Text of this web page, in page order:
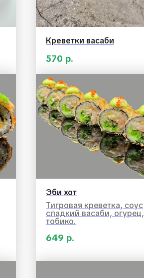
Креветки васаби
570 р.
Эби хот
Тигровая креветка, соус
сладкий васаби, огурец,
тобико.
649 р.